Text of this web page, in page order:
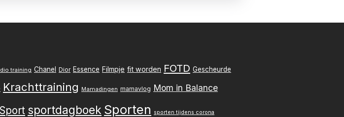
training Chanel Dior Essence Filmpje fit worden FOTD Gescheurde
Krachttraining Mamadingen mamavlog Mom in Balance
Sport sportdagboek Sporten sporten tijdens corona